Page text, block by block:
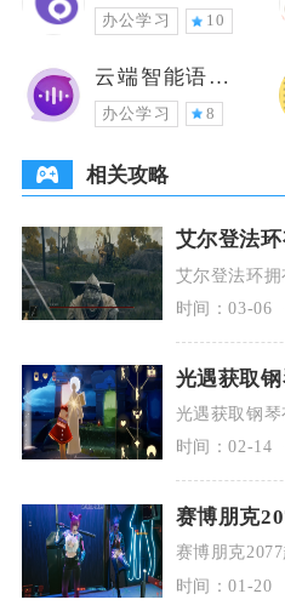
办公学习 10
云端智能语音
电商平台系统
办公学习 8
相关攻略
艾尔登法
艾尔登法环拥
线、区域传说
大区域
时间：03-06
光遇获取
光遇获取钢琴
谷跳跃欢呼先
二是在商城购
时间：02-14
赛博朋克
赛博朋克
丽姿酒吧、夜
务地点及自
时间：01-20